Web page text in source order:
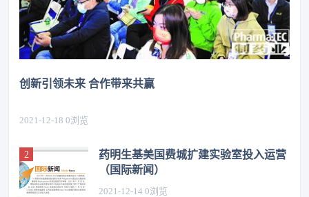
创新引领未来 合作带来共赢
2021-12-18 0浏览
药明生基美国费城扩建实验室投入运营
（国际新闻）
2021-12-14 0浏览